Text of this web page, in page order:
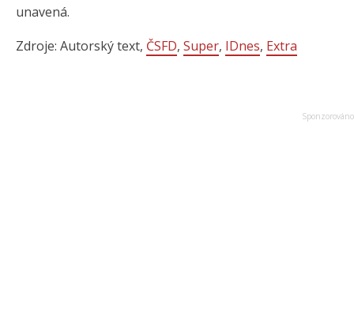
unavená.
Zdroje: Autorský text, ČSFD, Super, IDnes, Extra